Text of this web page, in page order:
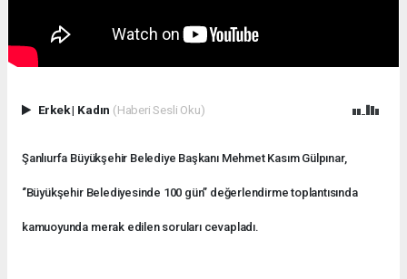
Erkek| Kadın (Haberi Sesli Oku)
Şanlıurfa Büyükşehir Belediye Başkanı Mehmet Kasım Gülpınar,
‘’Büyükşehir Belediyesinde 100 gün’’ değerlendirme toplantısında
kamuoyunda merak edilen soruları cevapladı.